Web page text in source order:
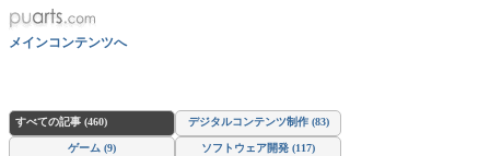
メインコンテンツへ
すべての記事 (460) デジタルコンテンツ制作 (83)
ゲーム (9) ソフトウェア開発 (117)